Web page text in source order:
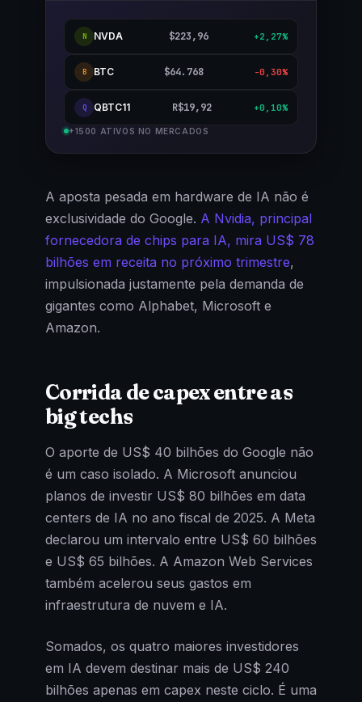
N NVDA $223,96 +2,27%
B BTC $64.768 -0,30%
Q QBTC11 R$19,92 +0,10%
+1500 ATIVOS NO MERCADOS
A aposta pesada em hardware de IA não é
exclusividade do Google. A Nvidia, principal
fornecedora de chips para IA, mira US$ 78
bilhões em receita no próximo trimestre,
impulsionada justamente pela demanda de
gigantes como Alphabet, Microsoft e
Amazon.
Corrida de capex entre as
big techs
O aporte de US$ 40 bilhões do Google não
é um caso isolado. A Microsoft anunciou
planos de investir US$ 80 bilhões em data
centers de IA no ano fiscal de 2025. A Meta
declarou um intervalo entre US$ 60 bilhões
e US$ 65 bilhões. A Amazon Web Services
também acelerou seus gastos em
infraestrutura de nuvem e IA.
Somados, os quatro maiores investidores
em IA devem destinar mais de US$ 240
bilhões apenas em capex neste ciclo. É uma